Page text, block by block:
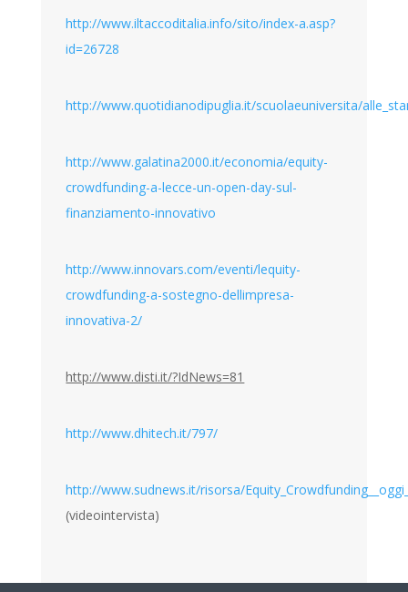
http://www.iltaccoditalia.info/sito/index-a.asp?
id=26728
http://www.quotidianodipuglia.it/scuolaeuniversita/
http://www.galatina2000.it/economia/equity-
crowdfunding-a-lecce-un-open-day-sul-
finanziamento-innovativo
http://www.innovars.com/eventi/lequity-
crowdfunding-a-sostegno-dellimpresa-
innovativa-2/
http://www.disti.it/?IdNews=81
http://www.dhitech.it/797/
http://www.sudnews.it/risorsa/
(videointervista)